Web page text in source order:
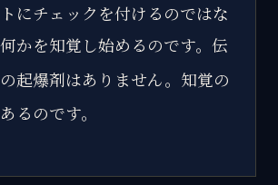
にチェックを付けるのではな
かを知覚し始めるのです。伝
の起爆剤はありません。知覚の
るのです。